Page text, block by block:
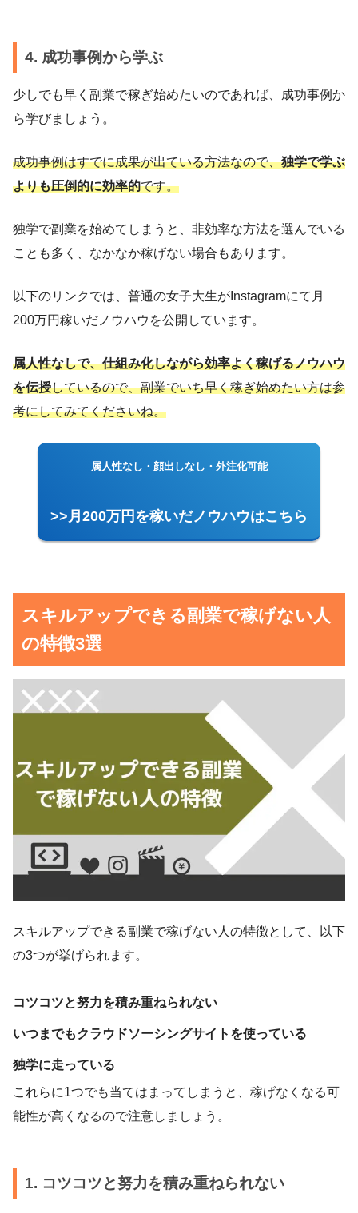
4. 成功事例から学ぶ
少しでも早く副業で稼ぎ始めたいのであれば、成功事例か
ら学びましょう。
成功事例はすでに成果が出ている方法なので、独学で学ぶ
よりも圧倒的に効率的です。
独学で副業を始めてしまうと、非効率な方法を選んでいる
ことも多く、なかなか稼げない場合もあります。
以下のリンクでは、普通の女子大生がInstagramにて月
200万円稼いだノウハウを公開しています。
属人性なしで、仕組み化しながら効率よく稼げるノウハウ
を伝授しているので、副業でいち早く稼ぎ始めたい方は参
考にしてみてくださいね。
属人性なし・顔出しなし・外注化可能
>>月200万円を稼いだノウハウはこちら
スキルアップできる副業で稼げない人
の特徴3選
スキルアップできる副業で稼げない人の特徴として、以下
の3つが挙げられます。
コツコツと努力を積み重ねられない
いつまでもクラウドソーシングサイトを使っている
独学に走っている
これらに1つでも当てはまってしまうと、稼げなくなる可
能性が高くなるので注意しましょう。
1. コツコツと努力を積み重ねられない